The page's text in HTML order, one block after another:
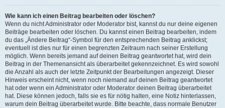
Wie kann ich einen Beitrag bearbeiten oder löschen?
Wenn du nicht Administrator oder Moderator bist, kannst du nur deine eigenen
Beiträge bearbeiten oder löschen. Du kannst einen Beitrag bearbeiten, indem
du das „Ändere Beitrag“-Symbol für den entsprechenden Beitrag anklickst;
eventuell ist dies nur für einen begrenzten Zeitraum nach seiner Erstellung
möglich. Wenn bereits jemand auf deinen Beitrag geantwortet hat, wird dein
Beitrag in der Themenansicht als überarbeitet gekennzeichnet. Es wird sowohl
die Anzahl als auch der letzte Zeitpunkt der Bearbeitungen angezeigt. Dieser
Hinweis erscheint nicht, wenn noch niemand auf deinen Beitrag geantwortet
hat oder wenn ein Administrator oder Moderator deinen Beitrag überarbeitet
hat. Diese können jedoch, falls sie es für nötig halten, eine Notiz hinterlassen,
warum dein Beitrag überarbeitet wurde. Bitte beachte, dass normale Benutzer